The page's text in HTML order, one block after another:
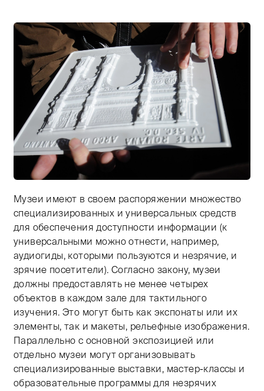
Тифлокомментарий: цветная фотография. Человек
Музеи имеют в своем распоряжении множество
специализированных и универсальных средств
для обеспечения доступности информации (к
универсальными можно отнести, например,
аудиогиды, которыми пользуются и незрячие, и
зрячие посетители). Согласно закону, музеи
должны предоставлять не менее четырех
объектов в каждом зале для тактильного
изучения. Это могут быть как экспонаты или их
элементы, так и макеты, рельефные изображения.
Параллельно с основной экспозицией или
отдельно музеи могут организовывать
специализированные выставки, мастер-классы и
образовательные программы для незрячих